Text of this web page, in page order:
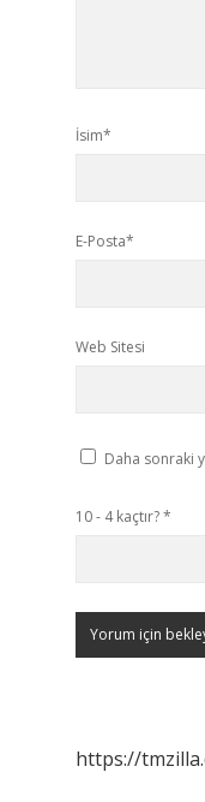
İsim*
E-Posta*
Web Sitesi
Daha sonraki
10 - 4 kaçtır?*
https://